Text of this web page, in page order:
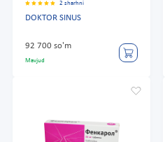
2 sharhni
DOKTOR SINUS
92 700 so'm
Mavjud